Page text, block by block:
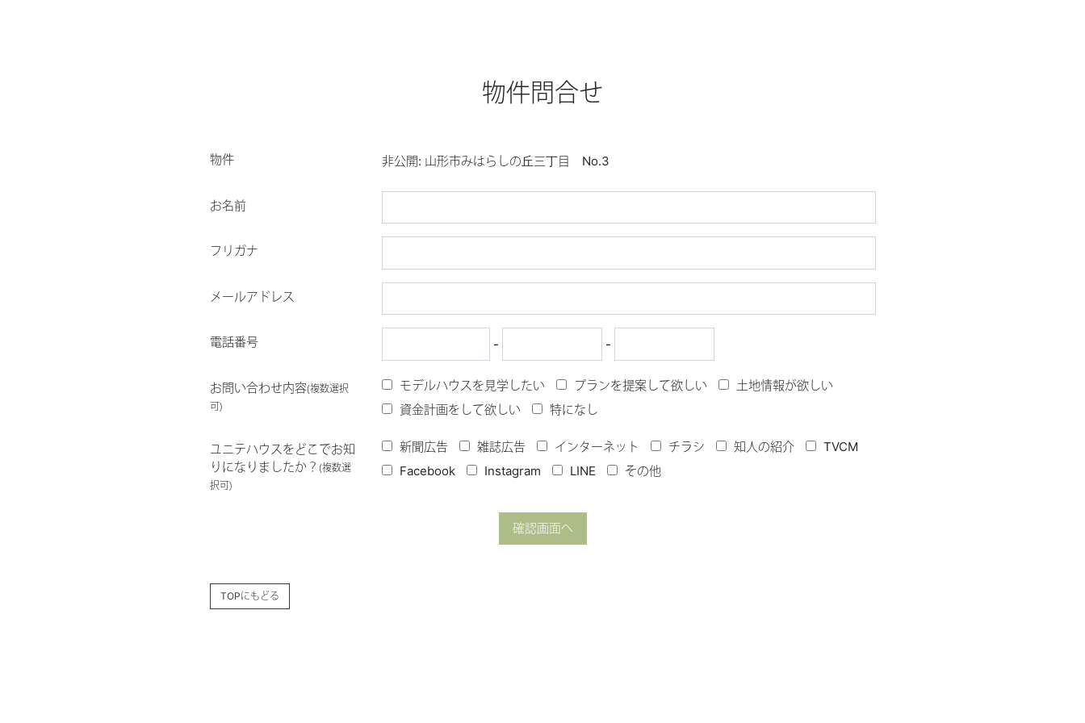
物件問合せ
物件
お名前
フリガナ
メールアドレス
電話番号 - -
お問い合わせ内容(複数選択
可)
モデルハウスを見学したい プランを提案して欲しい
土地情報が欲しい
資金計画をして欲しい
特になし
ユニテハウスをどこでお知
りになりましたか？ (複数選
択可)
新聞広告 雑誌広告 インターネット チラシ 知人の紹介
TVCM
Facebook
Instagram LINE その他
確認画面へ
TOPにもどる